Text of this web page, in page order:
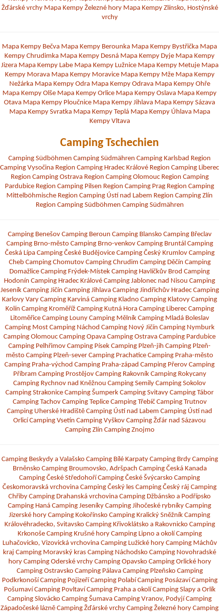
Žďárské vrchy Mapa Kempy Železné hory Mapa Kempy Zlínsko, Hostýnské
vrchy
Mapa Kempy Bečva Mapa Kempy Berounka Mapa Kempy Bystřička Mapa
Kempy Chrudimka Mapa Kempy Desná Mapa Kempy Dyje Mapa Kempy
Jizera Mapa Kempy Labe Mapa Kempy Lužnice Mapa Kempy Metuje Mapa
Kempy Morava Mapa Kempy Moravice Mapa Kempy Mže Mapa Kempy
Nežárka Mapa Kempy Odra Mapa Kempy Odrava Mapa Kempy Ohře
Mapa Kempy Olše Mapa Kempy Orlice Mapa Kempy Oslava Mapa Kempy
Otava Mapa Kempy Ploučnice Mapa Kempy Jihlava Mapa Kempy Sázava
Mapa Kempy Svratka Mapa Kempy Teplá Mapa Kempy Úhlava Mapa
Kempy Vltava
Camping Tschechien
Camping Südböhmen Camping Südmähren Camping Karlsbad Region
Camping Vysočina Region Camping Hradec Králové Region Camping Liberec
Region Camping Ostrava Region Camping Olomouc Region Camping
Pardubice Region Camping Pilsen Region Camping Prag Region Camping
Mittelböhmische Region Camping Ústí nad Labem Region Camping Zlín
Region Camping Südböhmen Camping Südmähren
Camping Benešov Camping Beroun Camping Blansko Camping Břeclav
Camping Brno-město Camping Brno-venkov Camping Bruntál Camping
Česká Lípa Camping České Budějovice Camping Český Krumlov Camping
Cheb Camping Chomutov Camping Chrudim Camping Děčín Camping
Domažlice Camping Frýdek-Místek Camping Havlíčkův Brod Camping
Hodonín Camping Hradec Králové Camping Jablonec nad Nisou Camping
Jeseník Camping Jičín Camping Jihlava Camping Jindřichův Hradec Camping
Karlovy Vary Camping Karviná Camping Kladno Camping Klatovy Camping
Kolín Camping Kroměříž Camping Kutná Hora Camping Liberec Camping
Litoměřice Camping Louny Camping Mělník Camping Mladá Boleslav
Camping Most Camping Náchod Camping Nový Jičín Camping Nymburk
Camping Olomouc Camping Opava Camping Ostrava Camping Pardubice
Camping Pelhřimov Camping Písek Camping Plzeň-jih Camping Plzeň-
město Camping Plzeň-sever Camping Prachatice Camping Praha-město
Camping Praha-východ Camping Praha-západ Camping Přerov Camping
Příbram Camping Prostějov Camping Rakovník Camping Rokycany
Camping Rychnov nad Kněžnou Camping Semily Camping Sokolov
Camping Strakonice Camping Šumperk Camping Svitavy Camping Tábor
Camping Tachov Camping Teplice Camping Třebíč Camping Trutnov
Camping Uherské Hradiště Camping Ústí nad Labem Camping Ústí nad
Orlicí Camping Vsetín Camping Vyškov Camping Žďár nad Sázavou
Camping Zlín Camping Znojmo
Camping Beskydy a Valašsko Camping Bílé Karpaty Camping Brdy Camping
Brněnsko Camping Broumovsko, Adršpach Camping Česká Kanada
Camping České Středohoří Camping České Švýcarsko Camping
Českomoravská vrchovina Camping Český les Camping Český ráj Camping
Chřiby Camping Drahanská vrchovina Camping Džbánsko a Podřípsko
Camping Haná Camping Jeseníky Camping Jihočeské rybníky Camping
Jizerské hory Camping Kokořínsko Camping Kralický Sněžník Camping
Královéhradecko, Svitavsko Camping Křivoklátsko a Rakovnicko Camping
Krkonoše Camping Krušné hory Camping Lipno a okolí Camping
Luhačovicko, Vizovická vrchovina Camping Lužické hory Camping Máchův
kraj Camping Moravský kras Camping Náchodsko Camping Novohradské
hory Camping Oderské vrchy Camping Opavsko Camping Orlické hory
Camping Ostravsko Camping Pálava Camping Plzeňsko Camping
Podkrkonoší Camping Pojizeří Camping Polabí Camping Posázaví Camping
Pošumaví Camping Povltaví Camping Praha a okolí Camping Slapy a Orlík
Camping Slovácko Camping Šumava Camping Vranov, Podyjí Camping
Západočeské lázně Camping Žďárské vrchy Camping Železné hory Camping